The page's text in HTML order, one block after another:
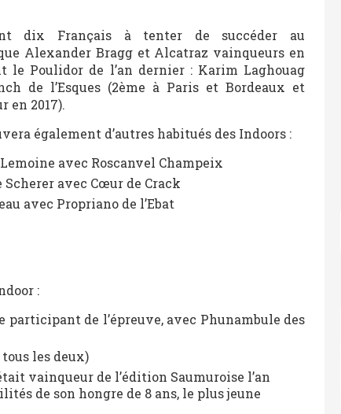
dix Français à tenter de succéder au
Alexander Bragg et Alcatraz vainqueurs en
le Poulidor de l’an dernier : Karim Laghouag
de l’Esques (2ème à Paris et Bordeaux et
en 2017).
également d’autres habitués des Indoors :
avec Roscanvel Champeix
Scherer avec Cœur de Crack
avec Propriano de l’Ebat
:
de l’épreuve, avec Phunambule des
les deux)
vainqueur de l’édition Saumuroise l’an
de son hongre de 8 ans, le plus jeune